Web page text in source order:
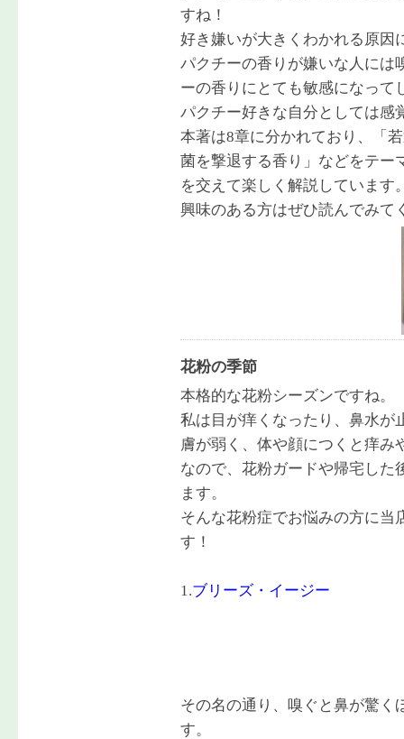
すね！
好き嫌いが大きくわかれる原因
パクチーの香りが嫌いな人には
ーの香りにとても敏感になって
パクチー好きな自分としては感
本著は8章に分かれており、「
菌を撃退する香り」などをテー
を交えて楽しく解説しています
興味のある方はぜひ読んでみて
花粉の季節
本格的な花粉シーズンですね。
私は目が痒くなったり、鼻水が
膚が弱く、体や顔につくと痒み
なので、花粉ガードや帰宅した
ます。
そんな花粉症でお悩みの方に当
す！
1.ブリーズ・イージー
その名の通り、嗅ぐと鼻が驚く
す。